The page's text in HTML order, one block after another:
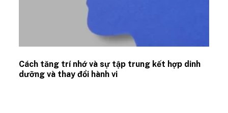
Cách tăng trí nhớ và sự tập trung kết hợp dinh
dưỡng và thay đổi hành vi